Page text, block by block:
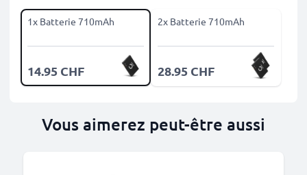
1x Batterie 710mAh
14.95 CHF
2x Batterie 710mAh
28.95 CHF
Vous aimerez peut-être aussi